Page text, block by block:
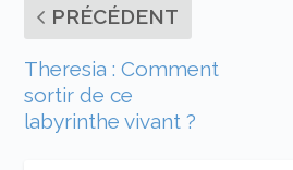
PRÉCÉDENT
Theresia : Comment
sortir de ce
labyrinthe vivant ?